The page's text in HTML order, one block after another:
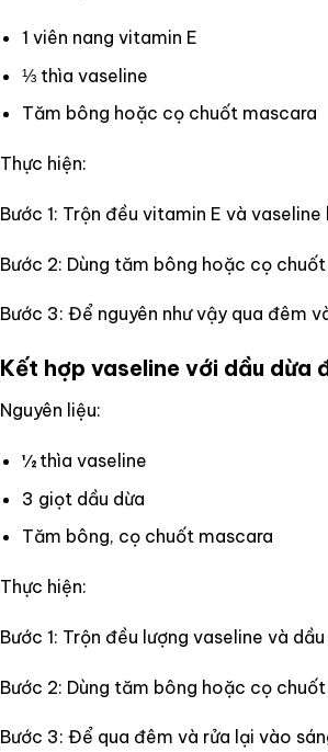
1 viên nang vitamin E
⅓ thìa vaseline
Tăm bông hoặc cọ chuốt mascara
Thực hiện:
Bước 1: Trộn đều vitamin E và
Bước 2: Dùng tăm bông hoặc cọ
Bước 3: Để nguyên như vậy qua đêm
Kết hợp vaseline với dầu dừa
Nguyên liệu:
½ thìa vaseline
3 giọt dầu dừa
Tăm bông, cọ chuốt mascara
Thực hiện:
Bước 1: Trộn đều lượng vaseline và
Bước 2: Dùng tăm bông hoặc cọ
Bước 3: Để qua đêm và rửa lại vào